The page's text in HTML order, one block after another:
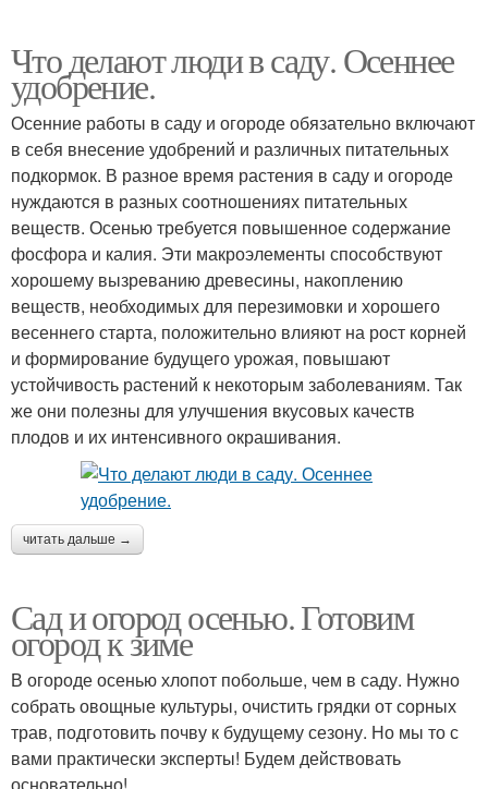
Что делают люди в саду. Осеннее
удобрение.
Осенние работы в саду и огороде обязательно включают
в себя внесение удобрений и различных питательных
подкормок. В разное время растения в саду и огороде
нуждаются в разных соотношениях питательных
веществ. Осенью требуется повышенное содержание
фосфора и калия. Эти макроэлементы способствуют
хорошему вызреванию древесины, накоплению
веществ, необходимых для перезимовки и хорошего
весеннего старта, положительно влияют на рост корней
и формирование будущего урожая, повышают
устойчивость растений к некоторым заболеваниям. Так
же они полезны для улучшения вкусовых качеств
плодов и их интенсивного окрашивания.
читать дальше →
Сад и огород осенью. Готовим
огород к зиме
В огороде осенью хлопот побольше, чем в саду. Нужно
собрать овощные культуры, очистить грядки от сорных
трав, подготовить почву к будущему сезону. Но мы то с
вами практически эксперты! Будем действовать